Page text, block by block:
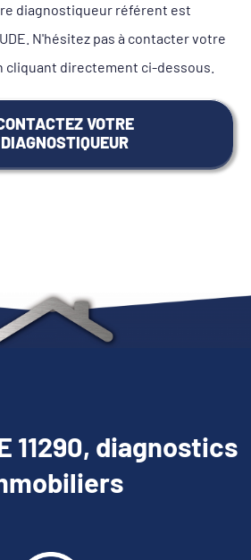
diagnostiqueur référent est
N'hésitez pas à contacter votre
cliquant directement ci-dessous.
VOTRE
DIAGNOSTIQUEUR
11290, diagnostics